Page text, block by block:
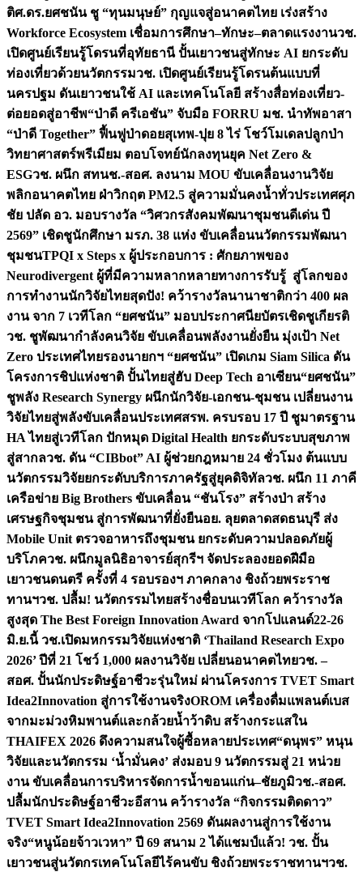
ติศ.ดร.ยศชนัน ชู “ทุนมนุษย์” กุญแจสู่อนาคตไทย เร่งสร้าง
Workforce Ecosystem เชื่อมการศึกษา–ทักษะ–ตลาดแรงงานวช.
เปิดศูนย์เรียนรู้โดรนที่อุทัยธานี ปั้นเยาวชนสู่ทักษะ AI ยกระดับ
ท่องเที่ยวด้วยนวัตกรรมวช. เปิดศูนย์เรียนรู้โดรนต้นแบบที่
นครปฐม ดันเยาวชนใช้ AI และเทคโนโลยี สร้างสื่อท่องเที่ยว-
ต่อยอดสู่อาชีพ“ป่าดี ครีเอชัน” จับมือ FORRU มช. นำทัพอาสา
“ป่าดี Together” ฟื้นฟูป่าดอยสุเทพ-ปุย 8 ไร่ โชว์โมเดลปลูกป่า
วิทยาศาสตร์พรีเมียม ตอบโจทย์นักลงทุนยุค Net Zero &
ESGวช. ผนึก สทนช.-สอศ. ลงนาม MOU ขับเคลื่อนงานวิจัย
พลิกอนาคตไทย ฝ่าวิกฤต PM2.5 สู่ความมั่นคงน้ำทั่วประเทศศุภ
ชัย ปลัด อว. มอบรางวัล “วิศวกรสังคมพัฒนาชุมชนดีเด่น ปี
2569” เชิดชูนักศึกษา มรภ. 38 แห่ง ขับเคลื่อนนวัตกรรมพัฒนา
ชุมชนTPQI x Steps x ผู้ประกอบการ : ศักยภาพของ
Neurodivergent ผู้ที่มีความหลากหลายทางการรับรู้ สู่โลกของ
การทำงานนักวิจัยไทยสุดปัง! คว้ารางวัลนานาชาติกว่า 400 ผล
งาน จาก 7 เวทีโลก “ยศชนัน” มอบประกาศนียบัตรเชิดชูเกียรติ
วช. ชูพัฒนากำลังคนวิจัย ขับเคลื่อนพลังงานยั่งยืน มุ่งเป้า Net
Zero ประเทศไทยรองนายกฯ “ยศชนัน” เปิดเกม Siam Silica ดัน
โครงการชิปแห่งชาติ ปั้นไทยสู่ฮับ Deep Tech อาเซียน“ยศชนัน”
ชูพลัง Research Synergy ผนึกนักวิจัย-เอกชน-ชุมชน เปลี่ยนงาน
วิจัยไทยสู่พลังขับเคลื่อนประเทศสรพ. ครบรอบ 17 ปี ชูมาตรฐาน
HA ไทยสู่เวทีโลก ปักหมุด Digital Health ยกระดับระบบสุขภาพ
สู่สากลวช. ดัน “CIBbot” AI ผู้ช่วยกฎหมาย 24 ชั่วโมง ต้นแบบ
นวัตกรรมวิจัยยกระดับบริการภาครัฐสู่ยุคดิจิทัลวช. ผนึก 11 ภาคี
เครือข่าย Big Brothers ขับเคลื่อน “ชันโรง” สร้างป่า สร้าง
เศรษฐกิจชุมชน สู่การพัฒนาที่ยั่งยืนอย. ลุยตลาดสดธนบุรี ส่ง
Mobile Unit ตรวจอาหารถึงชุมชน ยกระดับความปลอดภัยผู้
บริโภควช. ผนึกมูลนิธิอาจารย์สุกรีฯ จัดประลองยอดฝีมือ
เยาวชนดนตรี ครั้งที่ 4 รอบรองฯ ภาคกลาง ชิงถ้วยพระราช
ทานฯวช. ปลื้ม! นวัตกรรมไทยสร้างชื่อบนเวทีโลก คว้ารางวัล
สูงสุด The Best Foreign Innovation Award จากโปแลนด์22-26
มิ.ย.นี้ วช.เปิดมหกรรมวิจัยแห่งชาติ ‘Thailand Research Expo
2026’ ปีที่ 21 โชว์ 1,000 ผลงานวิจัย เปลี่ยนอนาคตไทยวช. –
สอศ. ปั้นนักประดิษฐ์อาชีวะรุ่นใหม่ ผ่านโครงการ TVET Smart
Idea2Innovation สู่การใช้งานจริงOROM เครื่องดื่มแพลนต์เบส
จากมะม่วงหิมพานต์และกล้วยน้ำว้าดิบ สร้างกระแสใน
THAIFEX 2026 ดึงความสนใจผู้ซื้อหลายประเทศ“ดนุพร” หนุน
วิจัยและนวัตกรรม ‘น้ำมั่นคง’ ส่งมอบ 9 นวัตกรรมสู่ 21 หน่วย
งาน ขับเคลื่อนการบริหารจัดการน้ำขอนแก่น–ชัยภูมิวช.-สอศ.
ปลื้มนักประดิษฐ์อาชีวะอีสาน คว้ารางวัล “กิจกรรมติดดาว”
TVET Smart Idea2Innovation 2569 ดันผลงานสู่การใช้งาน
จริง“หนูน้อยจ้าวเวหา” ปี 69 สนาม 2 ได้แชมป์แล้ว! วช. ปั้น
เยาวชนสู่นวัตกรเทคโนโลยีไร้คนขับ ชิงถ้วยพระราชทานฯวช.